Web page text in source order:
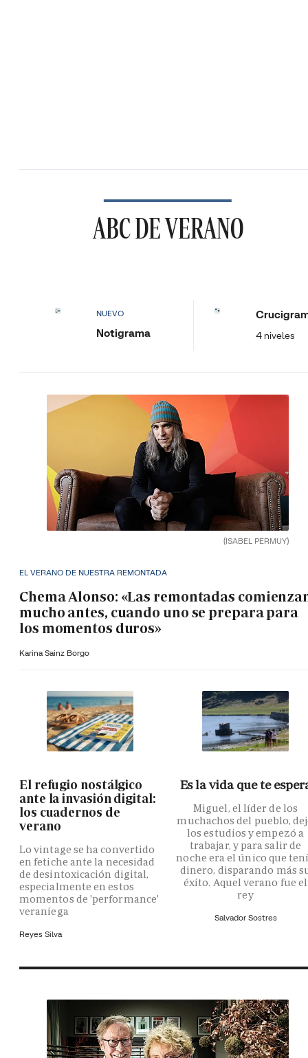
ABC DE VERANO
NUEVO
Notigrama 4 niveles
(ISABEL PERMUY)
EL VERANO DE NUESTRA REMONTADA
Chema Alonso: «Las remontadas
mucho antes, cuando uno se prepara para
los momentos duros»
Karina Sainz Borgo
El refugio nostálgico
ante la invasión digital:
los cuadernos de
verano
Lo vintage se ha convertido
en fetiche ante la necesidad
de desintoxicación digital,
especialmente en estos
momentos de 'performance'
veraniega
Reyes Silva
Es la vida que te
Miguel, el líder de los
muchachos del pueblo,
los estudios y empezó a
trabajar, y para salir de
noche era el único que
dinero, disparando más
éxito. Aquel verano fue el
rey
Salvador Sostres